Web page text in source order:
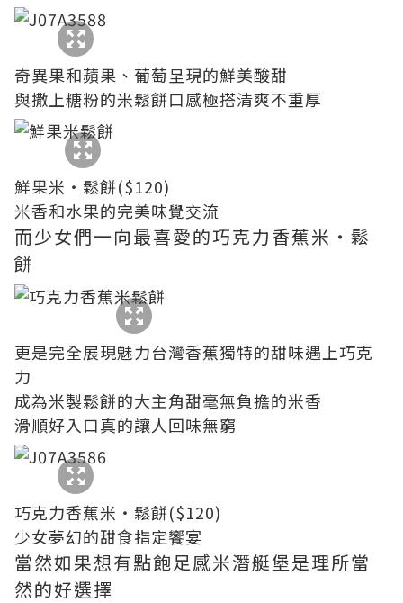
奇異果和蘋果、葡萄呈現的鮮美酸甜
與撒上糖粉的米鬆餅口感極搭清爽不重厚
鮮果米‧鬆餅($120)
米香和水果的完美味覺交流
而少女們一向最喜愛的巧克力香蕉米‧鬆
餅
更是完全展現魅力台灣香蕉獨特的甜味遇上巧克
力
成為米製鬆餅的大主角甜毫無負擔的米香
滑順好入口真的讓人回味無窮
巧克力香蕉米‧鬆餅($120)
少女夢幻的甜食指定饗宴
當然如果想有點飽足感米潛艇堡是理所當
然的好選擇